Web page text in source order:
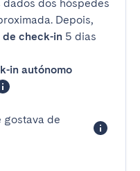
dados dos hóspedes
Depois,
check-in 5 dias
in autónomo
gostava de